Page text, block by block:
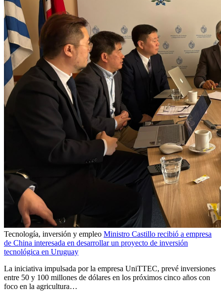
Tecnología, inversión y empleo Ministro Castillo recibió a empresa
de China interesada en desarrollar un proyecto de inversión
tecnológica en Uruguay
La iniciativa impulsada por la empresa UniTTEC, prevé inversiones
entre 50 y 100 millones de dólares en los próximos cinco años con
foco en la agricultura…